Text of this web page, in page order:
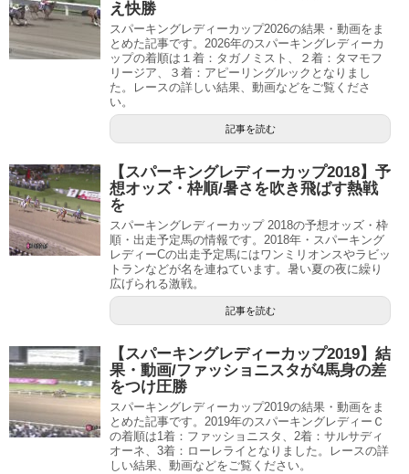
え快勝
スパーキングレディーカップ2026の結果・動画をま
とめた記事です。2026年のスパーキングレディーカ
ップの着順は１着：タガノミスト、２着：タマモフ
リージア、３着：アピーリングルックとなりまし
た。レースの詳しい結果、動画などをご覧くださ
い。
記事を読む
【スパーキングレディーカップ2018】予
想オッズ・枠順/暑さを吹き飛ばす熱戦
を
スパーキングレディーカップ 2018の予想オッズ・枠
順・出走予定馬の情報です。2018年・スパーキング
レディーCの出走予定馬にはワンミリオンスやラビッ
トランなどが名を連ねています。暑い夏の夜に繰り
広げられる激戦。
記事を読む
【スパーキングレディーカップ2019】結
果・動画/ファッショニスタが4馬身の差
をつけ圧勝
スパーキングレディーカップ2019の結果・動画をま
とめた記事です。2019年のスパーキングレディーＣ
の着順は1着：ファッショニスタ、2着：サルサディ
オーネ、3着：ローレライとなりました。レースの詳
しい結果、動画などをご覧ください。